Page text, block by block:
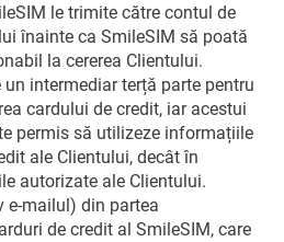
le trimite către contul de
înainte ca SmileSIM să poată
la cererea Clientului.
intermediar terță parte pentru
cardului de credit, iar acestui
permis să utilizeze informațiile
ale Clientului, decât în
autorizate ale Clientului.
e-mailul) din partea
de credit al SmileSIM, care